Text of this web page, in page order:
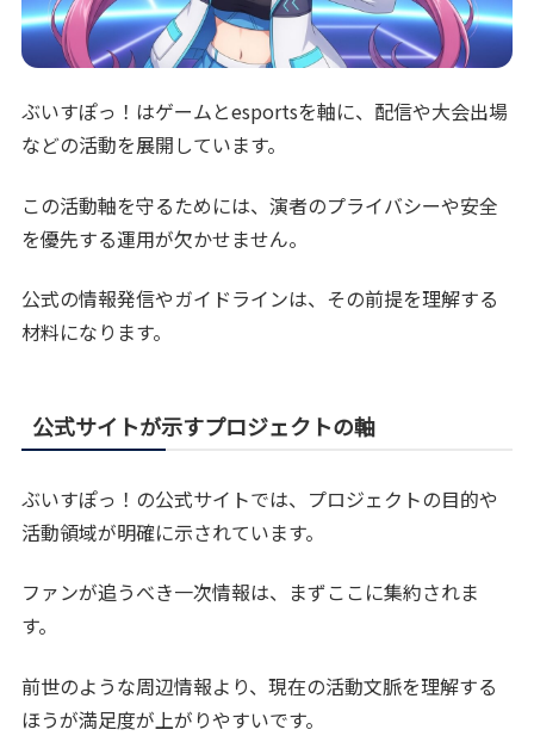
ぶいすぽっ！はゲームとesportsを軸に、配信や大会出場
などの活動を展開しています。
この活動軸を守るためには、演者のプライバシーや安全
を優先する運用が欠かせません。
公式の情報発信やガイドラインは、その前提を理解する
材料になります。
公式サイトが示すプロジェクトの軸
ぶいすぽっ！の公式サイトでは、プロジェクトの目的や
活動領域が明確に示されています。
ファンが追うべき一次情報は、まずここに集約されま
す。
前世のような周辺情報より、現在の活動文脈を理解する
ほうが満足度が上がりやすいです。